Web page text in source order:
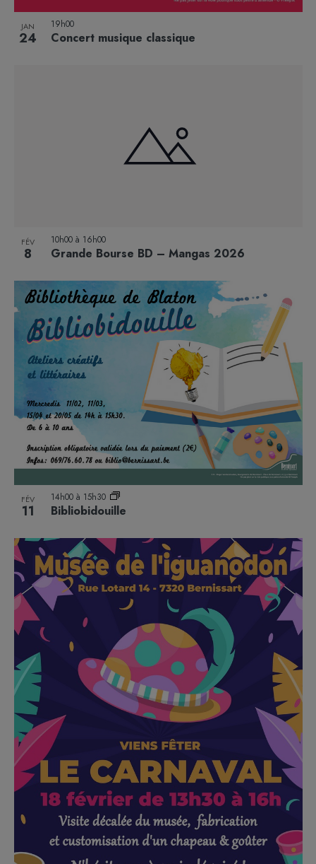
JAN
24 Concert musique classique
19h00
FÉV
8 Grande Bourse BD – Mangas 2026
10h00 à 16h00
FÉV
11 Bibliobidouille
14h00 à 15h30